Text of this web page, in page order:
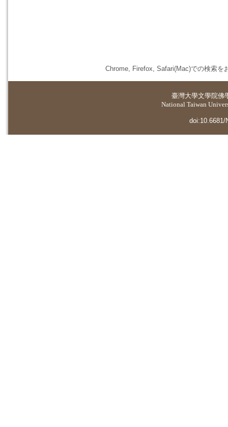
Chrome, Firefox, Safari(Mac)での検索を
臺灣大學文學院佛
National Taiwan
doi:10.6681/